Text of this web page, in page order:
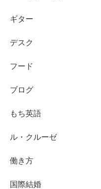
ギター
デスク
フード
ブログ
もち英語
ル・クルーゼ
働き方
国際結婚